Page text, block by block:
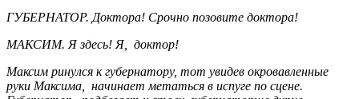
ГУБЕРНАТОР. Доктора! Срочно позовите доктора!
МАКСИМ. Я здесь! Я, доктор!
Максим ринулся к губернатору, тот увидев окровавленные
руки Максима, начинает метаться в испуге по сцене.